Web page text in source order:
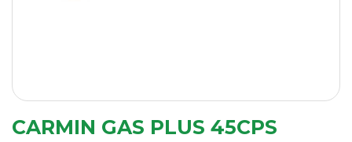
CARMIN GAS PLUS 45CPS